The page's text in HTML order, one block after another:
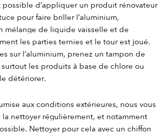
possible d’appliquer un produit rénovateur
pour faire briller l’aluminium,
mélange de liquide vaisselle et de
les parties ternies et le tour est joué.
sur l’aluminium, prenez un tampon de
les produits à base de chlore ou
détériorer.
aux conditions extérieures, nous vous
nettoyer régulièrement, et notamment
Nettoyer pour cela avec un chiffon